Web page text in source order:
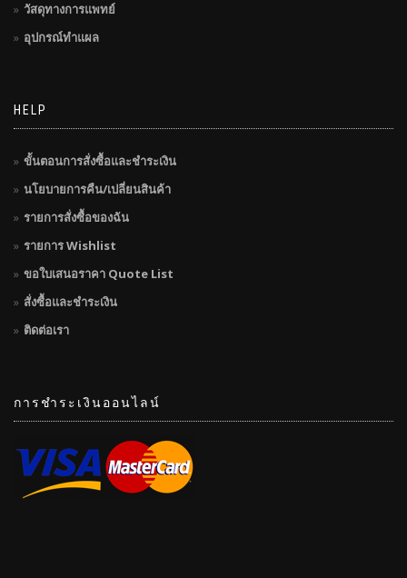
วัสดุทางการแพทย์
อุปกรณ์ทำแผล
HELP
ขั้นตอนการสั่งซื้อและชำระเงิน
นโยบายการคืน/เปลี่ยนสินค้า
รายการสั่งซื้อของฉัน
รายการ Wishlist
ขอใบเสนอราคา Quote List
สั่งซื้อและชำระเงิน
ติดต่อเรา
การชำระเงินออนไลน์